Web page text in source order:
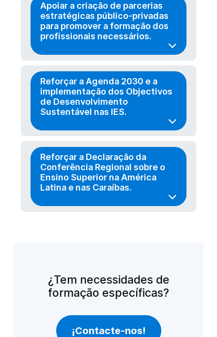
Apoiar a criação de parcerias
estratégicas público-privadas
para promover a formação dos
profissionais necessários.
Reforçar a Agenda 2030 e a
implementação dos Objectivos
de Desenvolvimento
Sustentável nas IES.
Reforçar a Declaração da
Conferência Regional sobre o
Ensino Superior na América
Latina e nas Caraíbas.
¿Tem necessidades de
formação específicas?
¡Contacte-nos!